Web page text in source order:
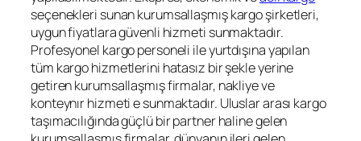
seçenekleri sunan kurumsallaşmış kargo şirketleri,
uygun fiyatlara güvenli hizmeti sunmaktadır.
Profesyonel kargo personeli ile yurtdışına yapılan
tüm kargo hizmetlerini hatasız bir şekle yerine
getiren kurumsallaşmış firmalar, nakliye ve
konteynır hizmeti e sunmaktadır. Uluslar arası kargo
taşımacılığında güçlü bir partner haline gelen